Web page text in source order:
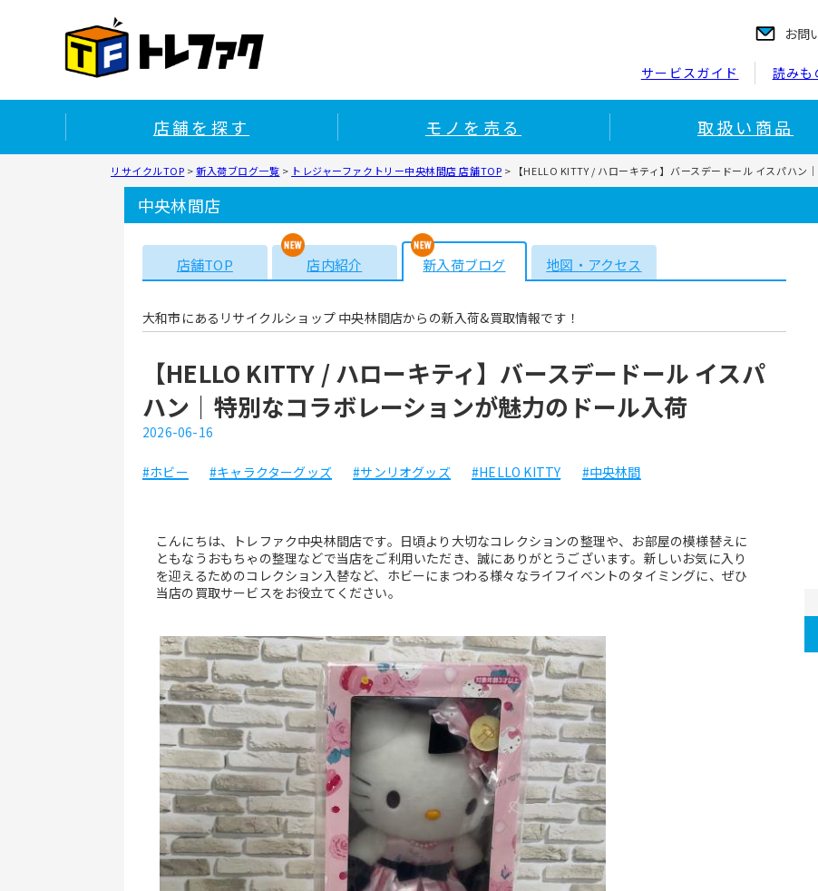
お問
サービスガイド 読みも
店舗を探す モノを売る 取扱い商品
リサイクルTOP >新入荷ブログ一覧 > トレジャーファクトリー中央林間店 店舗TOP > 【HELLO KITTY / ハローキティ】バースデードール イスパハ
中央林間店
店舗TOP 店内紹介 新入荷ブログ 地図・アクセス
大和市にあるリサイクルショップ 中央林間店からの新入荷&買取情報です！
【HELLO KITTY / ハローキティ】バースデードール イスパ
ハン｜特別なコラボレーションが魅力のドール入荷
2026-06-16
#ホビー #キャラクターグッズ #サンリオグッズ #HELLO KITTY #中央林間
こんにちは、トレファク中央林間店です。日頃より大切なコレクションの整理や、お部屋の模様替えに
ともなうおもちゃの整理などで当店をご利用いただき、誠にありがとうございます。新しいお気に入り
を迎えるためのコレクション入替など、ホビーにまつわる様々なライフイベントのタイミングに、ぜひ
当店の買取サービスをお役立てください。